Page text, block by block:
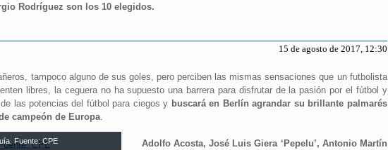
Rodríguez son los 10 elegidos.
15 de agosto de 2017, 12:30
tampoco alguno de sus goles, pero perciben las mismas sensaciones que un futbolista
libres, la ceguera no ha supuesto una barrera para disfrutar de la pasión por el fútbol y
las potencias del fútbol para ciegos y buscará en Berlín agrandar su brillante palmarés
campeón de Europa.
Fuente: CPE
Adolfo Acosta, José Luis Giera ‘Pepelu’, Antonio Martín